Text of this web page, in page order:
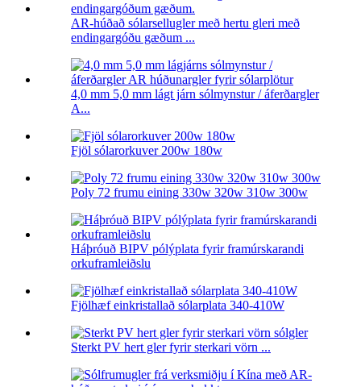
AR-húðað sólarsellugler með hertu gleri með
endingargóðu gæðum ...
4,0 mm 5,0 mm lágt járn sólmynstur / áferðargler
A...
Fjöl sólarorkuver 200w 180w
Poly 72 frumu eining 330w 320w 310w 300w
Háþróuð BIPV pólýplata fyrir framúrskarandi
orkuframleiðslu
Fjölhæf einkristallað sólarplata 340-410W
Sterkt PV hert gler fyrir sterkari vörn ...